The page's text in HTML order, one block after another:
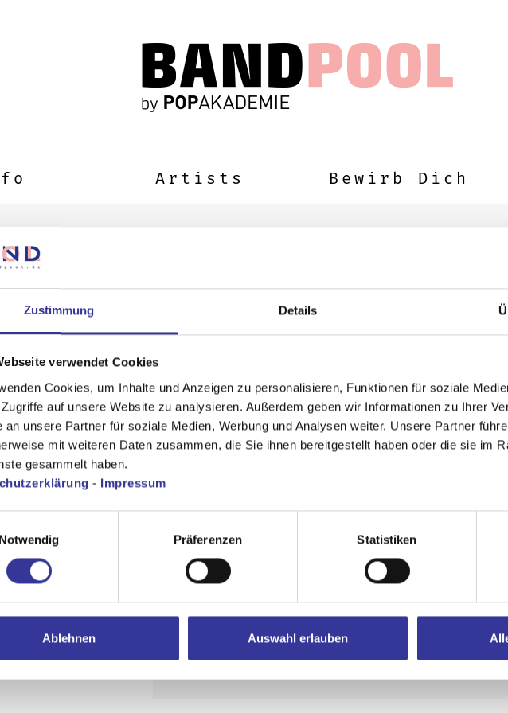
Zustimmung Details
verwendet Cookies
Cookies, um Inhalte und Anzeigen zu personalisieren, Funktionen für soziale
auf unsere Website zu analysieren. Außerdem geben wir Informationen zu Ihrer
an unsere Partner für soziale Medien, Werbung und Analysen weiter. Unsere Partner
mit weiteren Daten zusammen, die Sie ihnen bereitgestellt haben oder die sie im
gesammelt haben.
- Impressum
Notwendig
Präferenzen Statistiken
Ablehnen Auswahl erlauben
Artists Bewirb Dich
ClockClock ist eine dreiköpfige Band,
Produzenten Fabian F. und Mark V. und
Bojan K. zusammensetzt. Gefunden haben
Media Kanäle, wobei Sie sich schon von
Seit der Gründung sitzen die Jungs von
zusammen und schreiben und produzieren
Vorteil ist außerdem, dass die Jungs
geworden sind und auch außerhalb der
unternehmen